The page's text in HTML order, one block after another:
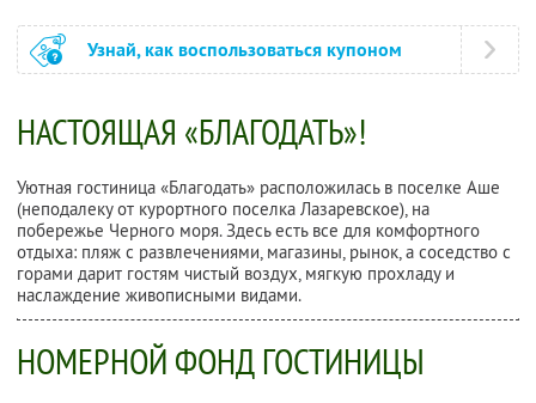
Узнай, как воспользоваться купоном
НАСТОЯЩАЯ «БЛАГОДАТЬ»!
Уютная гостиница «Благодать» расположилась в поселке Аше
(неподалеку от курортного поселка Лазаревское), на
побережье Черного моря. Здесь есть все для комфортного
отдыха: пляж с развлечениями, магазины, рынок, а соседство с
горами дарит гостям чистый воздух, мягкую прохладу и
наслаждение живописными видами.
НОМЕРНОЙ ФОНД ГОСТИНИЦЫ